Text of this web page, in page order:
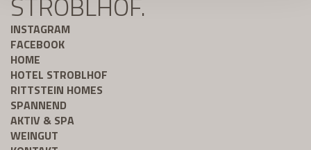
INSTAGRAM
FACEBOOK
HOME
HOTEL STROBLHOF
RITTSTEIN HOMES
SPANNEND
AKTIV & SPA
WEINGUT